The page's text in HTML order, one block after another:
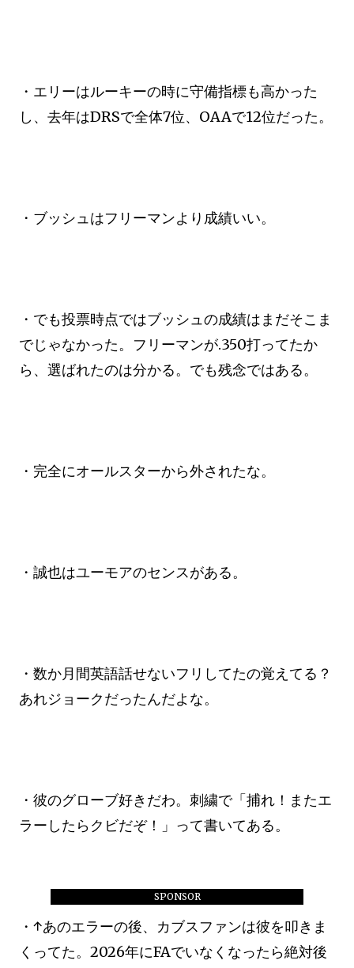
SPONSOR
・エリーはルーキーの時に守備指標も高かった
し、去年はDRSで全体7位、OAAで12位だった。
・ブッシュはフリーマンより成績いい。
・でも投票時点ではブッシュの成績はまだそこま
でじゃなかった。フリーマンが.350打ってたか
ら、選ばれたのは分かる。でも残念ではある。
・完全にオールスターから外されたな。
・誠也はユーモアのセンスがある。
・数か月間英語話せないフリしてたの覚えてる？
あれジョークだったんだよな。
・彼のグローブ好きだわ。刺繍で「捕れ！またエ
ラーしたらクビだぞ！」って書いてある。
・↑あのエラーの後、カブスファンは彼を叩きま
くってた。2026年にFAでいなくなったら絶対後